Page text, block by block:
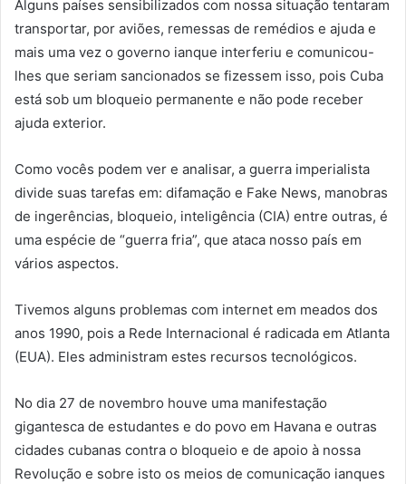
Alguns países sensibilizados com nossa situação tentaram
transportar, por aviões, remessas de remédios e ajuda e
mais uma vez o governo ianque interferiu e comunicou-
lhes que seriam sancionados se fizessem isso, pois Cuba
está sob um bloqueio permanente e não pode receber
ajuda exterior.
Como vocês podem ver e analisar, a guerra imperialista
divide suas tarefas em: difamação e Fake News, manobras
de ingerências, bloqueio, inteligência (CIA) entre outras, é
uma espécie de “guerra fria”, que ataca nosso país em
vários aspectos.
Tivemos alguns problemas com internet em meados dos
anos 1990, pois a Rede Internacional é radicada em Atlanta
(EUA). Eles administram estes recursos tecnológicos.
No dia 27 de novembro houve uma manifestação
gigantesca de estudantes e do povo em Havana e outras
cidades cubanas contra o bloqueio e de apoio à nossa
Revolução e sobre isto os meios de comunicação ianques